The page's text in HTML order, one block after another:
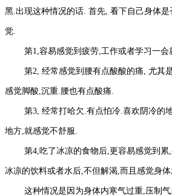
黑.出现这种情况的话. 首先, 看下自己身体
觉.
第1,容易感觉到疲劳,工作或者学习一会
第2, 经常感觉到腰有点酸酸的痛, 尤其
感觉脚酸,沉重.腰也有点酸痛.
第3, 经常打哈欠.有点怕冷.喜欢阴冷的地
地方,就感觉不舒服.
第4,吃了冰凉的食物后,更容易感觉到累,
冰凉的饮料或者水后,不但解渴,而且感觉身体
这种情况是因为身体内寒气过重,压制气